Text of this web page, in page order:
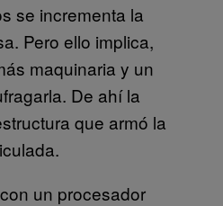
se incrementa la
Pero ello implica,
maquinaria y un
De ahí la
que armó la
un procesador